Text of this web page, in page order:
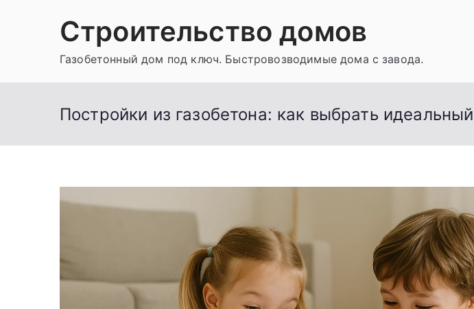
Строительство домов
Газобетонный дом под ключ. Быстровозводимые дома с завода.
Постройки из газобетона: как выбрать